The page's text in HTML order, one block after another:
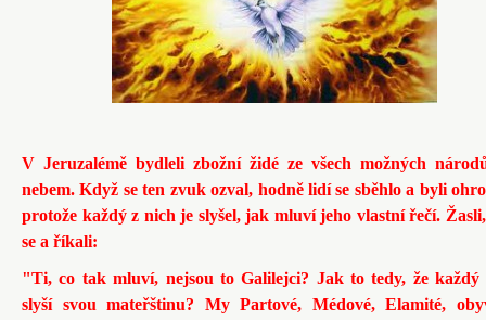
V Jeruzalémě bydleli zbožní židé ze všech možných
nebem. Když se ten zvuk ozval, hodně lidí se sběhlo a byli
protože každý z nich je slyšel, jak mluví jeho vlastní řečí.
se a říkali:
"Ti, co tak mluví, nejsou to Galilejci? Jak to tedy, že každý
slyší svou mateřštinu? My Partové, Médové, Elamité,